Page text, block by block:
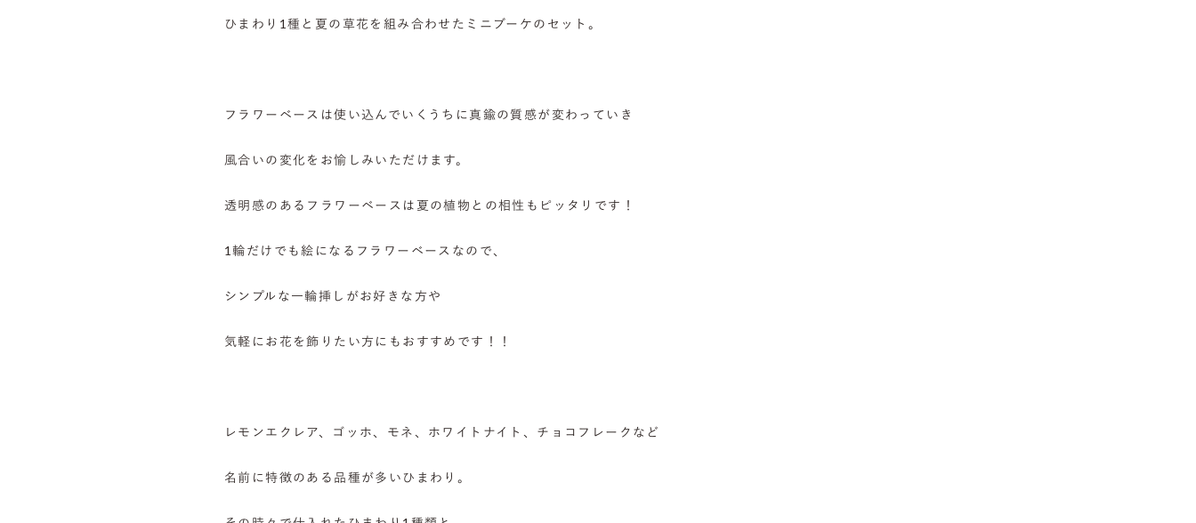
ひまわり1種と夏の草花を組み合わせたミニブーケのセット。
フラワーベースは使い込んでいくうちに真鍮の質感が変わっていき
風合いの変化をお愉しみいただけます。
透明感のあるフラワーベースは夏の植物との相性もピッタリです！
1輪だけでも絵になるフラワーベースなので、
シンプルな一輪挿しがお好きな方や
気軽にお花を飾りたい方にもおすすめです！！
レモンエクレア、ゴッホ、モネ、ホワイトナイト、チョコフレークなど
名前に特徴のある品種が多いひまわり。